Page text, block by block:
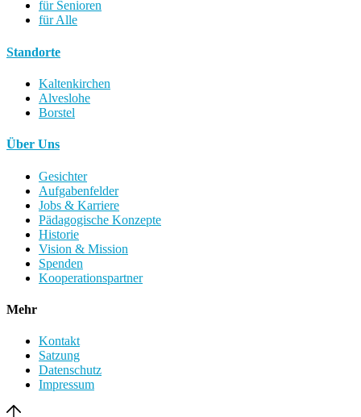
für Senioren
für Alle
Standorte
Kaltenkirchen
Alveslohe
Borstel
Über Uns
Gesichter
Aufgabenfelder
Jobs & Karriere
Pädagogische Konzepte
Historie
Vision & Mission
Spenden
Kooperationspartner
Mehr
Kontakt
Satzung
Datenschutz
Impressum